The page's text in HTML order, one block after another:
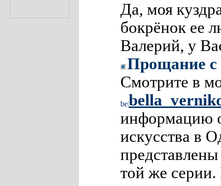
Да, моя
бокрёнок ее
Валерий, у
Прощание
Смотрите в
информацию
искусства в
той же